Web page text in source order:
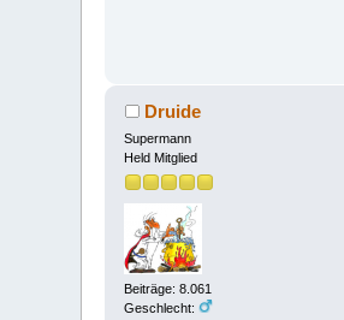
Druide
Supermann
Held Mitglied
Beiträge: 8.061
Geschlecht: